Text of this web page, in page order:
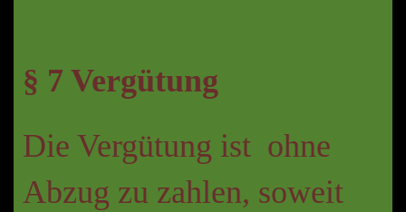
§ 7 Vergütung
Die Vergütung ist ohne
Abzug zu zahlen, soweit